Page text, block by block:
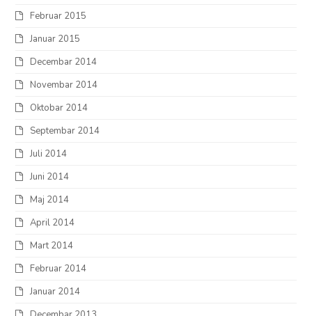
Februar 2015
Januar 2015
Decembar 2014
Novembar 2014
Oktobar 2014
Septembar 2014
Juli 2014
Juni 2014
Maj 2014
April 2014
Mart 2014
Februar 2014
Januar 2014